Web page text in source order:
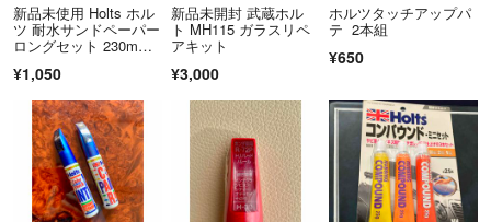
新品未使用 Holts ホル
ツ 耐水サンドペーパー
ロングセット 230m
¥1,050
新品未開封 武蔵ホル
ト MH115 ガラスリペ
アキット
¥3,000
ホルツタッチアップパ
テ 2本組
¥650